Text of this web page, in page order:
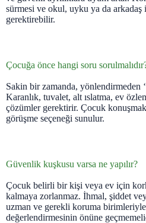
sürmesi ve okul, uyku ya da
gerektirebilir.
Çocuğa önce hangi soru
Sakin bir zamanda, yönlendirmeden
Karanlık, tuvalet, alt ıslatma, ev
çözümler gerektirir. Çocuk
görüşme seçeneği sunulur.
Güvenlik kuşkusu varsa ne yapılır?
Çocuk belirli bir kişi veya ev için
kalmaya zorlanmaz. İhmal, şiddet
uzman ve gerekli koruma
değerlendirmesinin önüne